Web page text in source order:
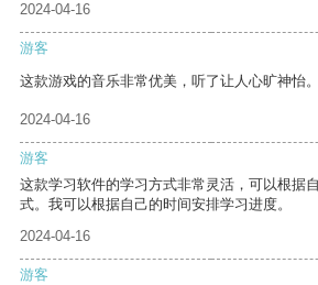
2024-04-16
游客
这款游戏的音乐非常优美，听了让人心旷神怡。
2024-04-16
游客
这款学习软件的学习方式非常灵活，可以根据
式。我可以根据自己的时间安排学习进度。
2024-04-16
游客